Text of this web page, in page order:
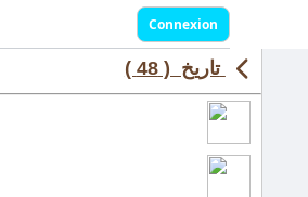
Connexion
تاريخ ( 48 )